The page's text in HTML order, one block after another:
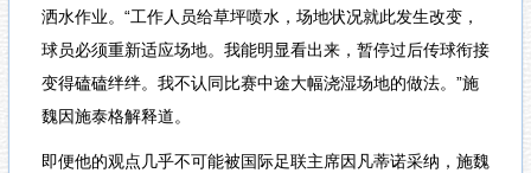
洒水作业。“工作人员给草坪喷水，场地状况就此发生改变，
球员必须重新适应场地。我能明显看出来，暂停过后传球衔接
变得磕磕绊绊。我不认同比赛中途大幅浇湿场地的做法。”施
魏因施泰格解释道。
即便他的观点几乎不可能被国际足联主席因凡蒂诺采纳，施魏